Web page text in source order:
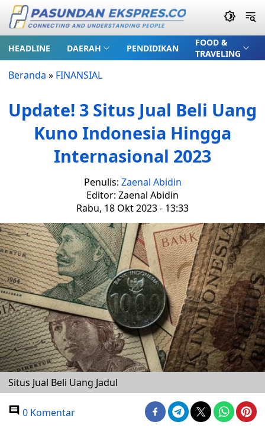
HEADLINE DAERAH PENDIDIKAN
FOOD &
TRAVELING
Beranda » FINANSIAL
Update! 3 Situs Jual Beli Uang
Kuno Indonesia Hingga
Internasional 2023
Penulis: Zaenal Abidin
Editor: Zaenal Abidin
Rabu, 18 Okt 2023 - 13:33
Situs Jual Beli Uang Jadul
0 Komentar